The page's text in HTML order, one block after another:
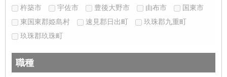
杵築市
宇佐市 豊後大野市 由布市
国東市
東国東郡姫島村
速見郡日出町
玖珠郡九重町
玖珠郡玖珠町
職種